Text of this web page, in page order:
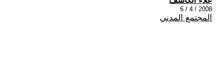
2008 / 4 / 6
المجتمع المدني